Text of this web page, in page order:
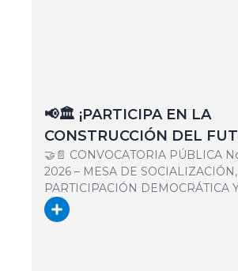
📢🏛️ ¡PARTICIPA EN LA
CONSTRUCCIÓN DEL
TESALIA!✨
🤝📄 CONVOCATORIA PÚBLICA
2026 – MESA DE SOCIALIZACIÓN,
PARTICIPACIÓN DEMOCRÁTICA
SOCIAL DEL EOT